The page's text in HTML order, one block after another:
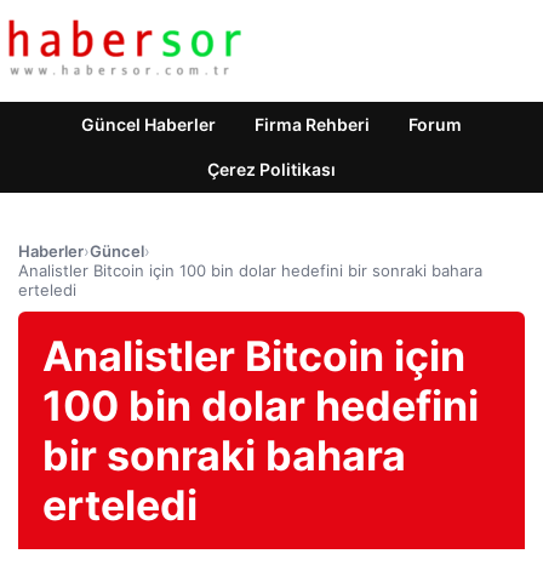
Güncel Haberler Firma Rehberi Forum
Çerez Politikası
Haberler›Güncel›
Analistler Bitcoin için 100 bin dolar hedefini bir sonraki bahara
erteledi
Analistler Bitcoin için
100 bin dolar hedefini
bir sonraki bahara
erteledi